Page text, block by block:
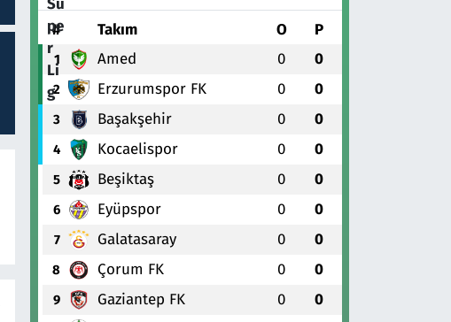
# Takım O P
1 Amed 0 0
2 Erzurumspor FK 0 0
3 Başakşehir 0 0
4 Kocaelispor 0 0
5 Beşiktaş 0 0
6 Eyüpspor 0 0
7 Galatasaray 0 0
8 Çorum FK 0 0
9 Gaziantep FK 0 0